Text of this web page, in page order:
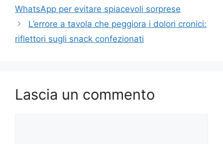
WhatsApp per evitare spiacevoli sorprese
L’errore a tavola che peggiora i dolori cronici:
riflettori sugli snack confezionati
Lascia un commento